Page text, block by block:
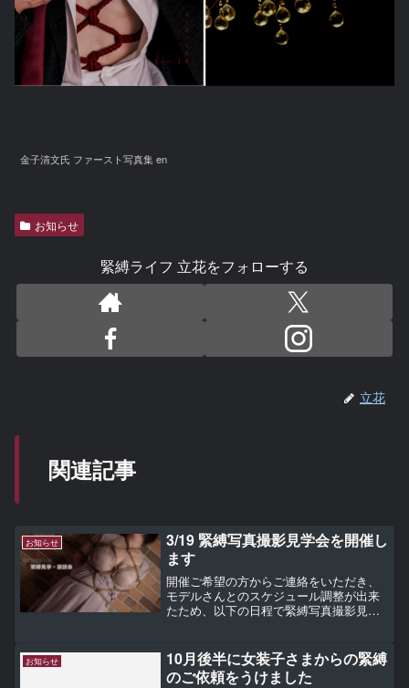
金子清文氏 ファースト写真集 en
お知らせ
緊縛ライフ 立花をフォローする
立花
関連記事
お知らせ
3/19 緊縛写真撮影見学会を開催し
ます
開催ご希望の方からご連絡をいただき、
モデルさんとのスケジュール調整が出来
たため、以下の日程で緊縛写真撮影見学
会】のため、参加者様は写真撮影をす...
お知らせ
10月後半に女装子さまからの緊縛
のご依頼をうけました